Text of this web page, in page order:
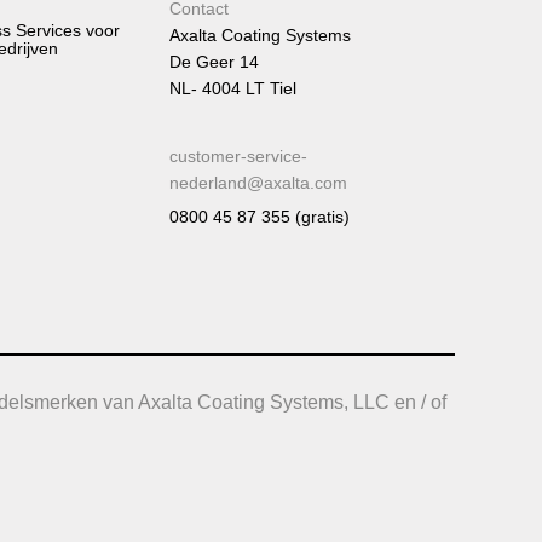
Services voor
Contact
Axalta Coating Systems
De Geer 14
NL- 4004 LT Tiel
customer-service-
nederland@axalta.com
0800 45 87 355 (gratis)
van Axalta Coating Systems, LLC en / of